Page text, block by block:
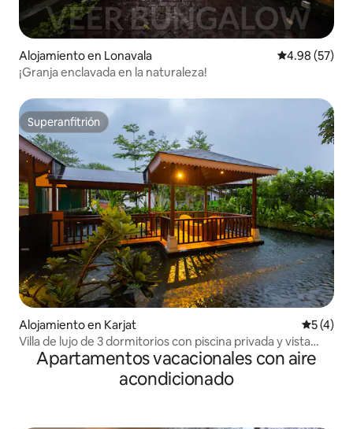
Alojamiento en Lonavala Calificación
4.98 (57)
¡Granja enclavada en la naturaleza!
Superanfitrión
Superanfitrión
Alojamiento en Karjat
5 (4)
Villa de lujo de 3 dormitorios con piscina privada y vista
panorámica a la colina
Apartamentos vacacionales con aire
acondicionado